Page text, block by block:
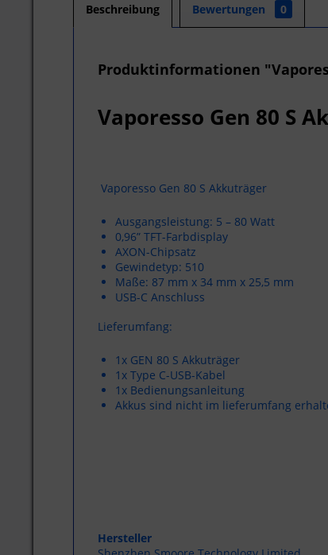
Beschreibung Bewertungen 0
Produktinformationen
Vaporesso Gen 80 S
Vaporesso Gen 80 S Akkuträger
Ausgangsleistung: 5 – 80 Watt
0,96” TFT-Farbdisplay
AXON-Chipsatz
Gewindetyp: 510
Maße: 87 mm x 34 mm x 25,5 mm
USB-C Anschluss
Lieferumfang:
1x GEN 80 S Akkuträger
1x Type C-USB-Kabel
1x Bedienungsanleitung
Akkus sind nicht im lieferumfang
Hersteller